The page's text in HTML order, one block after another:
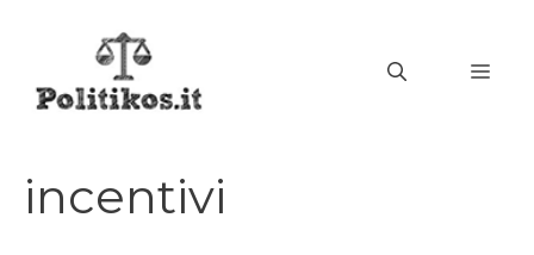
incentivi